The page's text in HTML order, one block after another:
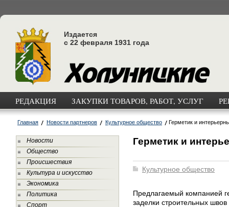
Издается
с 22 февраля 1931 года
РЕДАКЦИЯ ЗАКУПКИ ТОВАРОВ, РАБОТ, УСЛУГ
Главная Новости партнеров Культурное общество Герметик и
Новости
Общество
Происшествия
Культура и искусство
Экономика
Политика
Спорт
Герметик и
Культурное общество
Предлагаемый компанией
заделки строительных